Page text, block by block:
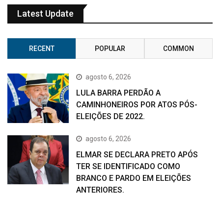
Latest Update
RECENT POPULAR COMMON
agosto 6, 2026
LULA BARRA PERDÃO A
CAMINHONEIROS POR ATOS PÓS-
ELEIÇÕES DE 2022.
agosto 6, 2026
ELMAR SE DECLARA PRETO APÓS
TER SE IDENTIFICADO COMO
BRANCO E PARDO EM ELEIÇÕES
ANTERIORES.